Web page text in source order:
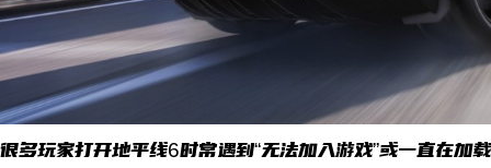
很多玩家打开地平线6时常遇到“无法加入游戏”或一直在